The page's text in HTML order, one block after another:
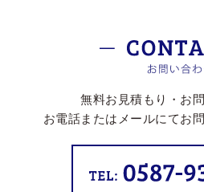
無料お見積もり・お
お電話またはメールにてお